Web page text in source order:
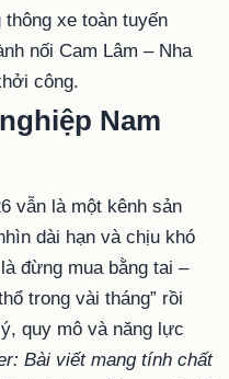
thông xe toàn tuyến
nối Cam Lâm – Nha
công.
Nam
vẫn là một kênh sản
dài hạn và chịu khó
đừng mua bằng tai –
trong vài tháng” rồi
quy mô và năng lực
Bài viết mang tính chất